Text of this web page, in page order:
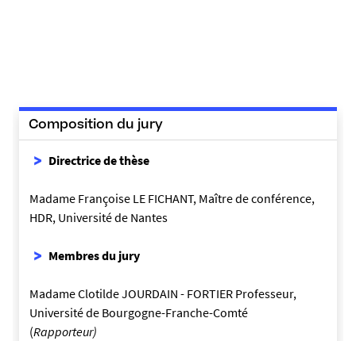
Composition du jury
Directrice de thèse
Madame Françoise LE FICHANT, Maître de conférence,
HDR, Université de Nantes
Membres du jury
Madame Clotilde JOURDAIN - FORTIER Professeur,
Université de Bourgogne-Franche-Comté
(Rapporteur)